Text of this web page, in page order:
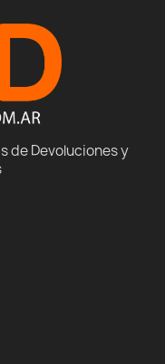
de Devoluciones y